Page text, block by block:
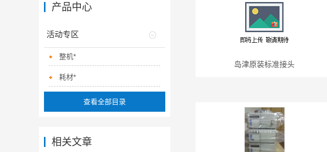
岛津原装标准接头
产品中心
活动专区
整机*
耗材*
查看全部目录
相关文章